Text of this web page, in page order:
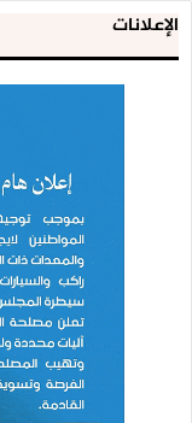
الإعلانات